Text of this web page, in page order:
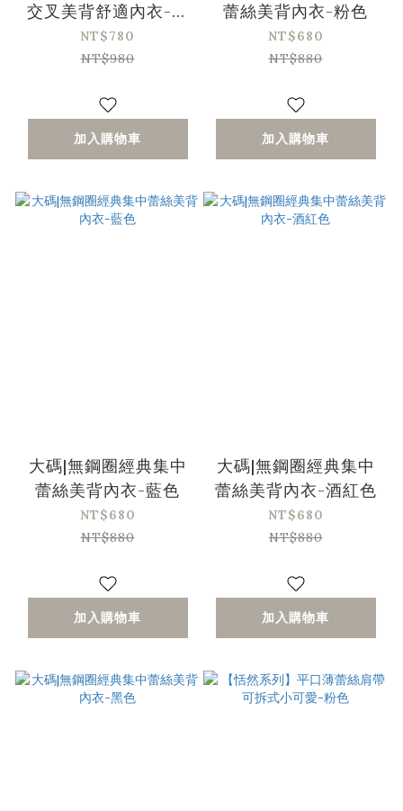
交叉美背舒適內衣-灰
色
NT$780
NT$980
加入購物車
蕾絲美背內衣-粉色
NT$680
NT$880
加入購物車
大碼|無鋼圈經典集中
蕾絲美背內衣-藍色
NT$680
NT$880
加入購物車
大碼|無鋼圈經典集中
蕾絲美背內衣-酒紅色
NT$680
NT$880
加入購物車